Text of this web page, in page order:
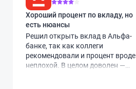
Хороший процент по вкладу, но
есть нюансы
Решил открыть вклад в Альфа-
банке, так как коллеги
рекомендовали и процент вроде
неплохой. В целом доволен —